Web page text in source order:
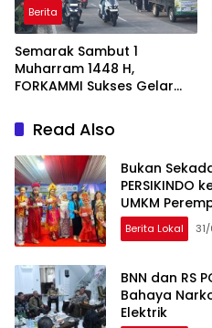
Berita
Semarak Sambut 1
Muharram 1448 H,
FORKAMMI Sukses Gelar
UMKMRead Also
Bukan
PERSIKINDO
UMKM
Berita Lokal
BNN dan RS
Bahaya
Elektrik